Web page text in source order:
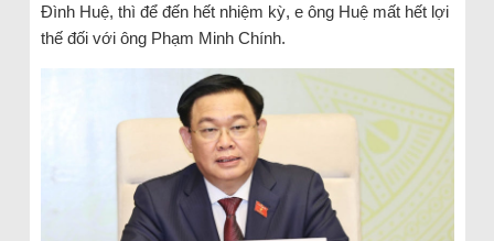
Đình Huệ, thì để đến hết nhiệm kỳ, e ông Huệ mất hết lợi
thế đối với ông Phạm Minh Chính.